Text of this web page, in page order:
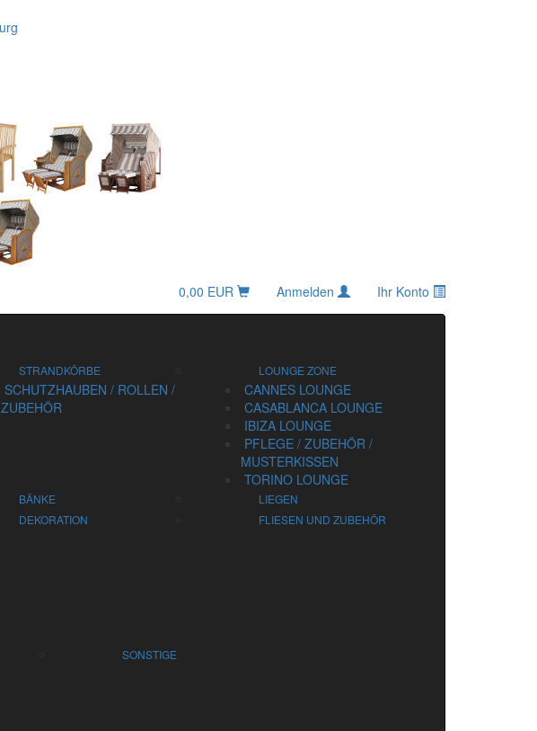
0,00 EUR Anmelden Ihr Konto
STRANDKÖRBE
SCHUTZHAUBEN / ROLLEN /
ZUBEHÖR
LOUNGE ZONE
CANNES LOUNGE
CASABLANCA LOUNGE
IBIZA LOUNGE
PFLEGE / ZUBEHÖR /
MUSTERKISSEN
TORINO LOUNGE
BÄNKE
LIEGEN
DEKORATION FLIESEN UND ZUBEHÖR
SONSTIGE